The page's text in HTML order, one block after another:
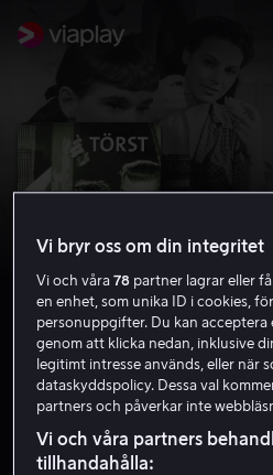
Törst
6.5 Drama 1949 1 h
HD
Vi bryr oss om din integritet
Vi och våra78 partner lagrar eller
en enhet, som unika ID i cookies,
personuppgifter. Du kan acceptera
genom att klicka nedan, inklusive
legitimt intresse används, eller när
dataskyddspolicy. Dessa val
partners och påverkar inte
Vi och våra partners
tillhandahålla: